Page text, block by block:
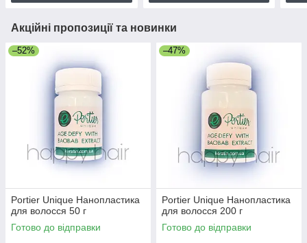
Акційні пропозиції та новинки
–52%
Portier Unique Нанопластика
для волосся 50 г
Готово до відправки
–47%
Portier Unique Нанопластика
для волосся 200 г
Готово до відправки